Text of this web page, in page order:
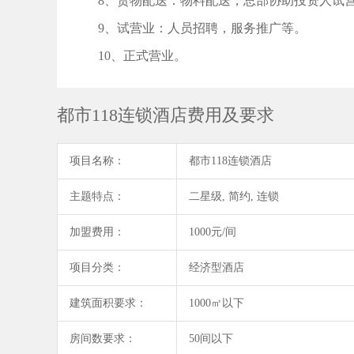
9、试营业：人员招聘，服务推广等。
10、正式营业。
都市118连锁酒店费用及要求
项目名称： 都市118连锁酒店
主题特点： 二星级, 简约, 连锁
加盟费用： 1000元/间
项目分类： 经济型酒店
建筑面积要求： 1000㎡以下
房间数要求： 50间以下